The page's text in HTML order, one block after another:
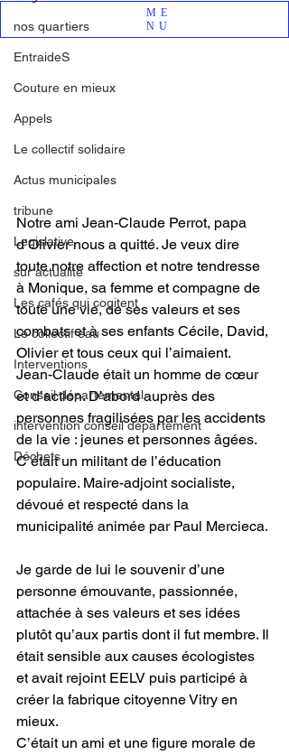
ME
NU
nos quartiers
EntraideS
Couture en mieux
Appels
Le collectif solidaire
Actus municipales
tribune
Legislative
sur actualité
Les cafés qui cogitent
Le collectif eau
Interventions
Conseil départemental
intervention conseil département
Déchets
Notre ami Jean-Claude Perrot, papa
d’Olivier nous a quitté. Je veux dire
toute notre affection et notre tendresse
à Monique, sa femme et compagne de
toute une vie, de ses valeurs et ses
combats et à ses enfants Cécile, David,
Olivier et tous ceux qui l’aimaient.
Jean-Claude était un homme de cœur
et d’action. D’abord auprès des
personnes fragilisées par les accidents
de la vie : jeunes et personnes âgées.
C’était un militant de l’éducation
populaire. Maire-adjoint socialiste,
dévoué et respecté dans la
municipalité animée par Paul Mercieca.
Je garde de lui le souvenir d’une
personne émouvante, passionnée,
attachée à ses valeurs et ses idées
plutôt qu’aux partis dont il fut membre. Il
était sensible aux causes écologistes
et avait rejoint EELV puis participé à
créer la fabrique citoyenne Vitry en
mieux.
C’était un ami et une figure morale de